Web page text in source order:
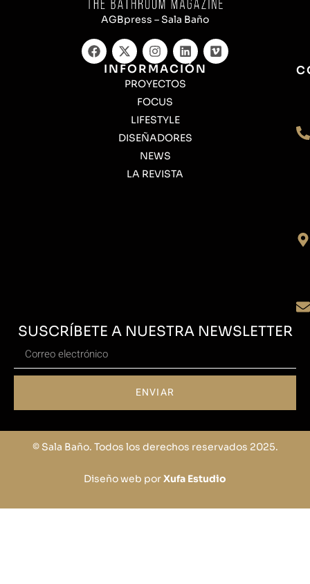
AGBpress – Sala Baño
INFORMACIÓN
PROYECTOS
FOCUS
LIFESTYLE
DISEÑADORES
NEWS
LA REVISTA
SUSCRÍBETE A NUESTRA NEWSLETTER
ENVIAR
© Sala Baño. Todos los derechos reservados 2025.
Diseño web porXufa Estudio